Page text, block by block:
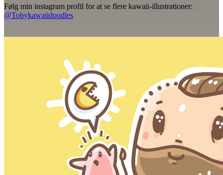
Følg min instagram profil for at se flere kawaii-illustrationer:
@Tobykawaiidoodles